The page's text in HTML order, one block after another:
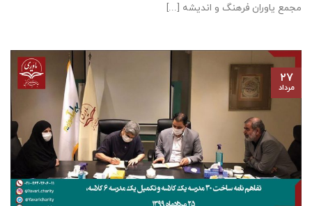
مجمع یاوران فرهنگ و اندیشه [...]
۲۷
مرداد